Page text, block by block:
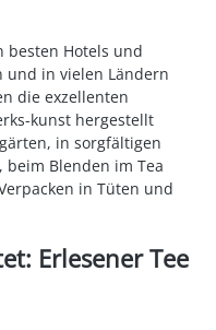
besten Hotels und
und in vielen Ländern
die exzellenten
kunst hergestellt
in sorgfältigen
Blenden im Tea
in Tüten und
Erlesener Tee